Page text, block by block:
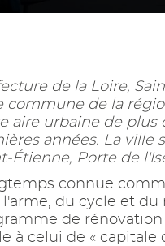
de la Loire,
commune de la
aire urbaine de plus
années. La ville
Étienne, Porte de
connue
l'arme, du cycle et
de
à celui de «